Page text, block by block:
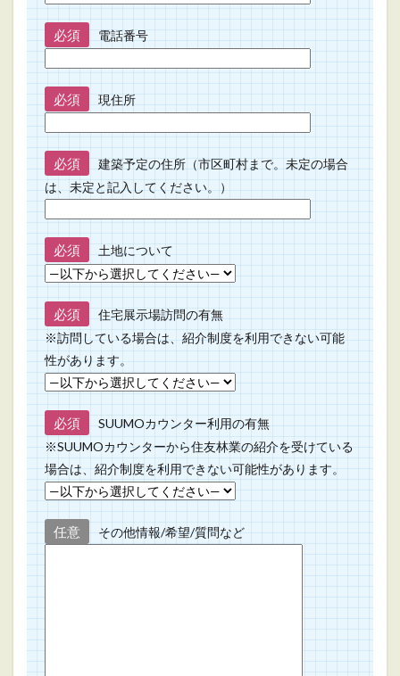
必須 電話番号
必須 現住所
必須
建築予定の住所（市区町村まで。未定の場合
は、未定と記入してください。）
必須 土地について
必須
住宅展示場訪問の有無
※訪問している場合は、紹介制度を利用できない可能
性があります。
必須
SUUMOカウンター利用の有無
※SUUMOカウンターから住友林業の紹介を受けている
場合は、紹介制度を利用できない可能性があります。
任意 その他情報/希望/質問など